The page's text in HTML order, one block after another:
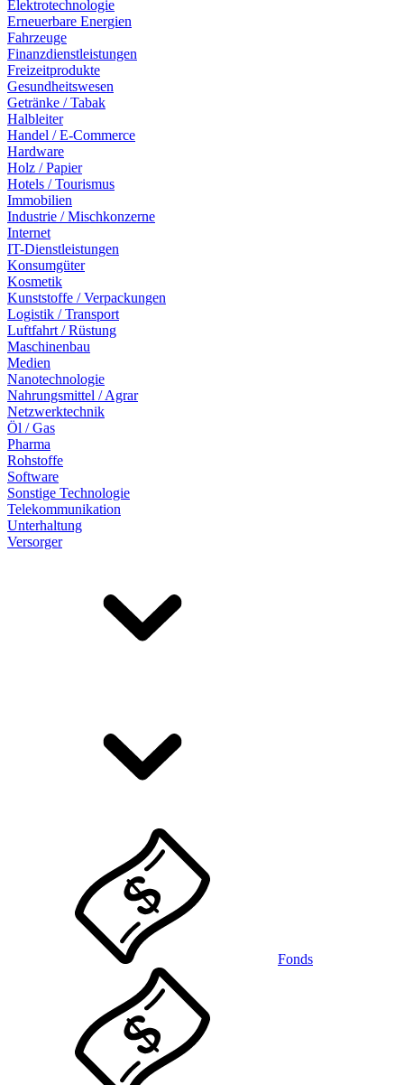
Elektrotechnologie
Erneuerbare Energien
Fahrzeuge
Finanzdienstleistungen
Freizeitprodukte
Gesundheitswesen
Getränke / Tabak
Halbleiter
Handel / E-Commerce
Hardware
Holz / Papier
Hotels / Tourismus
Immobilien
Industrie / Mischkonzerne
Internet
IT-Dienstleistungen
Konsumgüter
Kosmetik
Kunststoffe / Verpackungen
Logistik / Transport
Luftfahrt / Rüstung
Maschinenbau
Medien
Nanotechnologie
Nahrungsmittel / Agrar
Netzwerktechnik
Öl / Gas
Pharma
Rohstoffe
Software
Sonstige Technologie
Telekommunikation
Unterhaltung
Versorger
Fonds